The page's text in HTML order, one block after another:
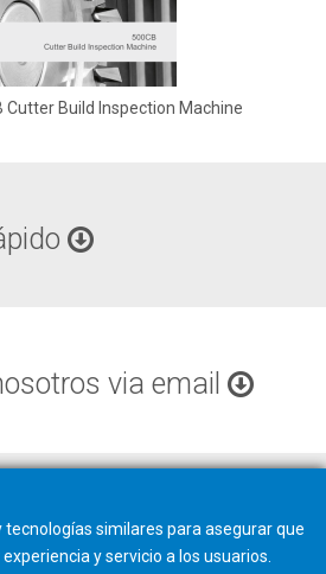
Cutter Build Inspection Machine
via email
tecnologías similares para asegurar que
y servicio a los usuarios.